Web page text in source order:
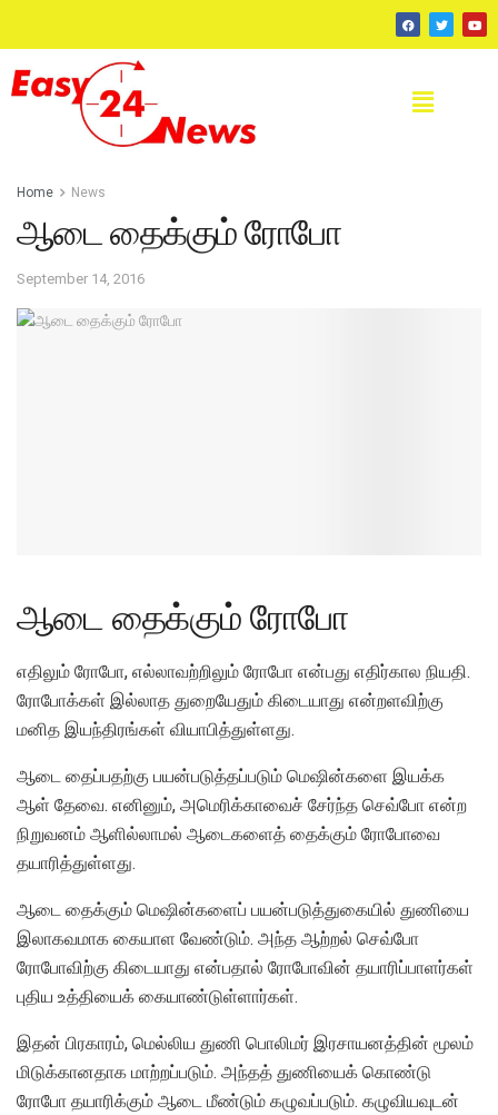
Home News
ஆடை தைக்கும் ரோபோ
September 14, 2016
ஆடை தைக்கும் ரோபோ
எதிலும் ரோபோ, எல்லாவற்றிலும் ரோபோ என்பது எதிர்கால நியதி.
ரோபோக்கள் இல்லாத துறையேதும் கிடையாது என்றளவிற்கு
மனித இயந்திரங்கள் வியாபித்துள்ளது.
ஆடை தைப்பதற்கு பயன்படுத்தப்படும் மெஷின்களை இயக்க
ஆள் தேவை. எனினும், அமெரிக்காவைச் சேர்ந்த செவ்போ என்ற
நிறுவனம் ஆளில்லாமல் ஆடைகளைத் தைக்கும் ரோபோவை
தயாரித்துள்ளது.
ஆடை தைக்கும் மெஷின்களைப் பயன்படுத்துகையில் துணியை
இலாகவமாக கையாள வேண்டும். அந்த ஆற்றல் செவ்போ
ரோபோவிற்கு கிடையாது என்பதால் ரோபோவின் தயாரிப்பாளர்கள்
புதிய உத்தியைக் கையாண்டுள்ளார்கள்.
இதன் பிரகாரம், மெல்லிய துணி பொலிமர் இரசாயனத்தின் மூலம்
மிடுக்கானதாக மாற்றப்படும். அந்தத் துணியைக் கொண்டு
ரோபோ தயாரிக்கும் ஆடை மீண்டும் கழுவப்படும். கழுவியவுடன்